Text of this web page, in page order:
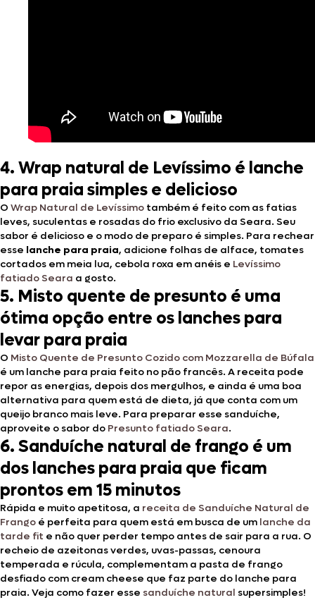
4. Wrap natural de Levíssimo é lanche
para praia simples e delicioso
O Wrap Natural de Levíssimo também é feito com as fatias
leves, suculentas e rosadas do frio exclusivo da Seara. Seu
sabor é delicioso e o modo de preparo é simples. Para rechear
esse lanche para praia, adicione folhas de alface, tomates
cortados em meia lua, cebola roxa em anéis e Levíssimo
fatiado Seara a gosto.
5. Misto quente de presunto é uma
ótima opção entre os lanches para
levar para praia
O Misto Quente de Presunto Cozido com Mozzarella de Búfala
é um lanche para praia feito no pão francês. A receita pode
repor as energias, depois dos mergulhos, e ainda é uma boa
alternativa para quem está de dieta, já que conta com um
queijo branco mais leve. Para preparar esse sanduíche,
aproveite o sabor do Presunto fatiado Seara.
6. Sanduíche natural de frango é um
dos lanches para praia que ficam
prontos em 15 minutos
Rápida e muito apetitosa, a receita de Sanduíche Natural de
Frango é perfeita para quem está em busca de um lanche da
tarde fit e não quer perder tempo antes de sair para a rua. O
recheio de azeitonas verdes, uvas-passas, cenoura
temperada e rúcula, complementam a pasta de frango
desfiado com cream cheese que faz parte do lanche para
praia. Veja como fazer esse sanduíche natural supersimples!